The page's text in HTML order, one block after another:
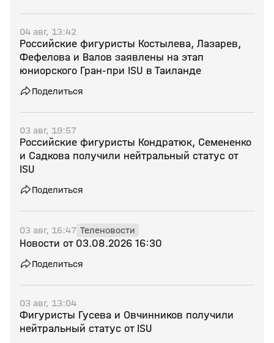
04 авг, 13:42
Российские фигуристы Костылева, Лазарев,
Фефелова и Валов заявлены на этап
юниорского Гран‑при ISU в Таиланде
Поделиться
03 авг, 19:57
Российские фигуристы Кондратюк, Семененко
и Садкова получили нейтральный статус от
ISU
Поделиться
03 авг, 16:47 Теленовости
Новости от 03.08.2026 16:30
Поделиться
03 авг, 13:04
Фигуристы Гусева и Овчинников получили
нейтральный статус от ISU